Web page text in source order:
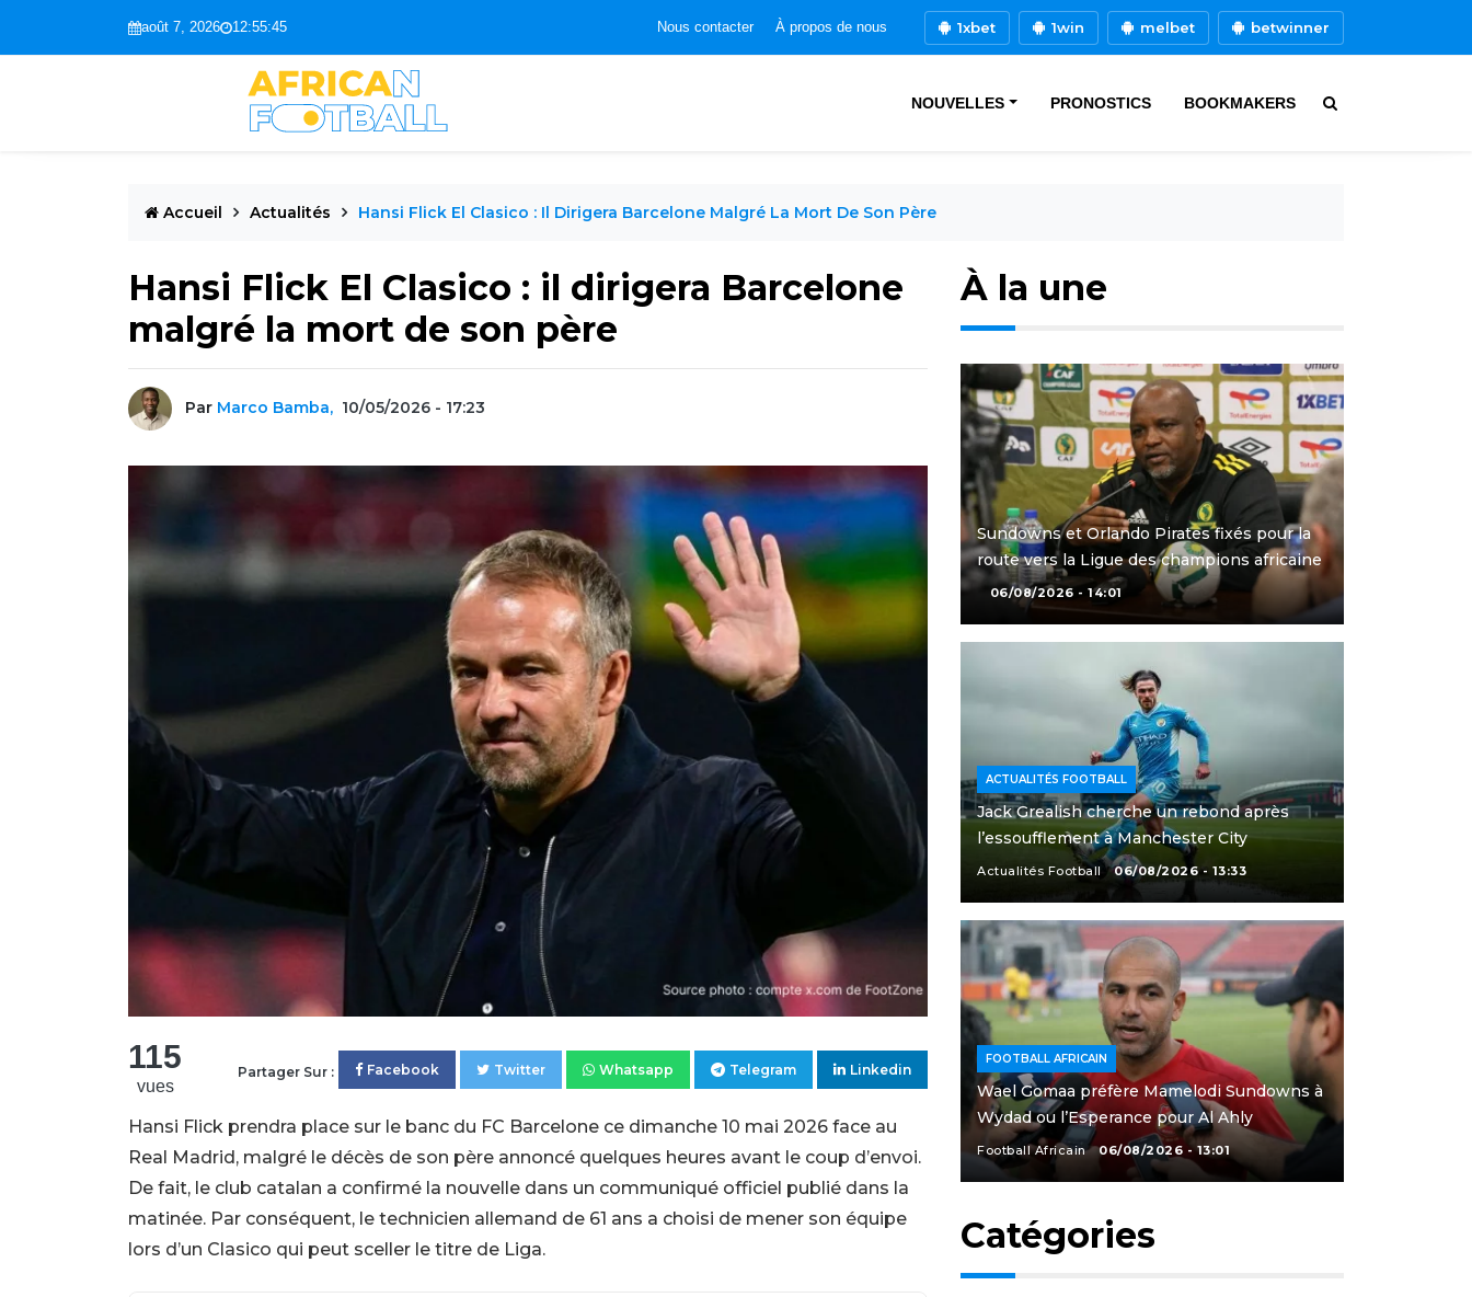
août 7, 2026 12:55:46 Nous contacter À propos de nous 1xbet 1win melbet betwinner
NOUVELLES PRONOSTICS BOOKMAKERS
Accueil Actualités Hansi Flick El Clasico : Il Dirigera Barcelone Malgré La Mort De Son Père
Hansi Flick El Clasico : il dirigera Barcelone
malgré la mort de son père
Par Marco Bamba, 10/05/2026 - 17:23
115
vues
Partager Sur : Facebook Twitter Whatsapp Telegram Linkedin
Hansi Flick prendra place sur le banc du FC Barcelone ce dimanche 10 mai 2026 face au
Real Madrid, malgré le décès de son père annoncé quelques heures avant le coup d’envoi.
De fait, le club catalan a confirmé la nouvelle dans un communiqué officiel publié dans la
matinée. Par conséquent, le technicien allemand de 61 ans a choisi de mener son équipe
lors d’un Clasico qui peut sceller le titre de Liga.
À la une
Sundowns et Orlando Pirates fixés pour la
route vers la Ligue des champions africaine
06/08/2026 - 14:01
ACTUALITÉS FOOTBALL
Jack Grealish cherche un rebond après
l’essoufflement à Manchester City
Actualités Football 06/08/2026 - 13:33
FOOTBALL AFRICAIN
Wael Gomaa préfère Mamelodi Sundowns à
Wydad ou l’Esperance pour Al Ahly
Football Africain 06/08/2026 - 13:01
Catégories